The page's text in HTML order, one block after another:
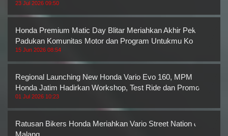
23 Jul 2026 09:50
Honda Premium Matic Day Blitar Meriahkan Akhir Pekan,
Padukan Komunitas Motor dan Program Untukmu Ko
15 Jun 2026 08:54
Regional Launching New Honda Vario Evo 160, MPM
Honda Jatim Hadirkan Workshop, Test Ride dan Promo M
01 Jul 2026 10:23
Ratusan Bikers Honda Meriahkan Vario Street Nation di